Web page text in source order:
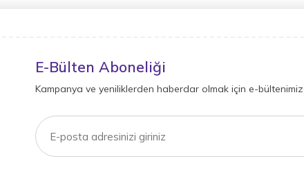
E-Bülten Aboneliği
Kampanya ve yeniliklerden haberdar olmak için e-